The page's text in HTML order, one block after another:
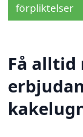
förpliktelser
Få alltid